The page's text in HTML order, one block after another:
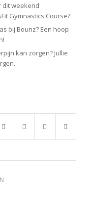
dit weekend
Gymnastics Course?
bij Bounz? Een hoop
kan zorgen? Jullie